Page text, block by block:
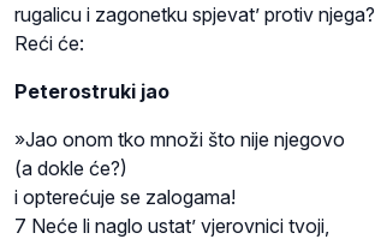
rugalicu i zagonetku spjevat’ protiv njega?
Reći će:
Peterostruki jao
»Jao onom tko množi što nije njegovo
(a dokle će?)
i opterećuje se zalogama!
7 Neće li naglo ustat’ vjerovnici tvoji,